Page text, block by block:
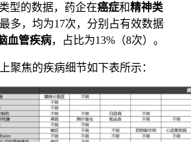
型的数据，药企在癌症和精神类
多，均为17次，分别占有效数据
血管疾病，占比为13%（8次）。
聚焦的疾病细节如下表所示：